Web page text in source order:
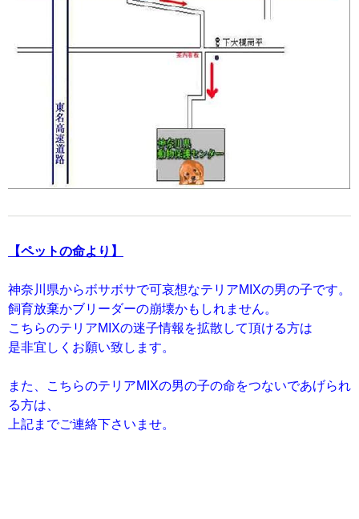
【ペットの命より】
神奈川県からボサボサで可哀想なテリアMIXの男の子です。
飼育放棄かブリーダーの崩壊かもしれません。
こちらのテリアMIXの迷子情報を拡散して頂ける方は
是非宜しくお願い致します。
また、こちらのテリアMIXの男の子の命をつないであげられ
る方は、
上記までご連絡下さいませ。